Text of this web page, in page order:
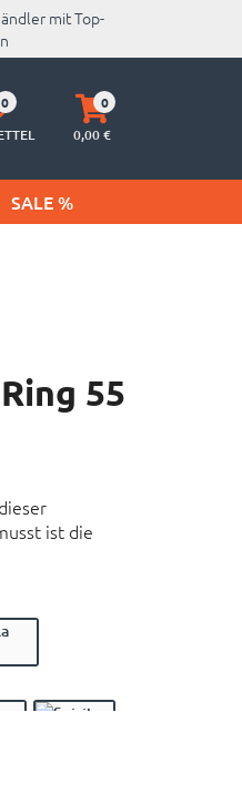
mit Top-
0
Warenkorb
aufklappen
0
0,00€
SALE %
55
ist die
Ring* auf
Klingeln